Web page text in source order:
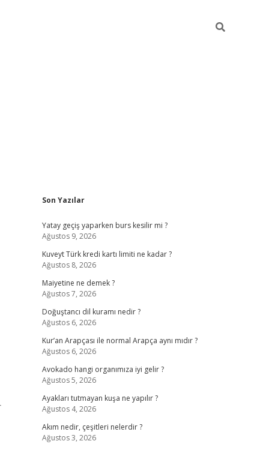
Sidebar
Son Yazılar
Yatay geçiş yaparken burs kesilir mi ?
Ağustos 9, 2026
Kuveyt Türk kredi kartı limiti ne kadar ?
Ağustos 8, 2026
Maiyetine ne demek ?
Ağustos 7, 2026
Doğuştancı dil kuramı nedir ?
Ağustos 6, 2026
Kur’an Arapçası ile normal Arapça aynı mıdır ?
Ağustos 6, 2026
Avokado hangi organımıza iyi gelir ?
Ağustos 5, 2026
Ayakları tutmayan kuşa ne yapılır ?
Ağustos 4, 2026
Akım nedir, çeşitleri nelerdir ?
Ağustos 3, 2026